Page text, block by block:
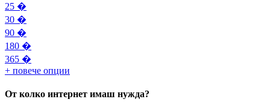
25 �
30 �
90 �
180 �
365 �
+ повече опции
От колко интернет имаш нужда?